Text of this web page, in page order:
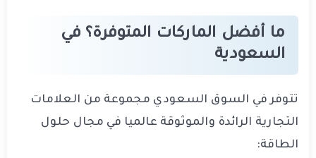
ما أفضل الماركات المتوفرة؟ في
السعودية
تتوفر في السوق السعودي مجموعة من العلامات
التجارية الرائدة والموثوقة عالميا في مجال حلول
الطاقة: